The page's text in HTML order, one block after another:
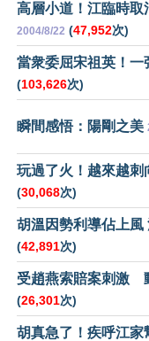
高層小道！江臨時取
2004/8/22 (47,952次)
當衆委屈宋祖英！一
(103,626次)
瞬間感悟：陽剛之美
玩過了火！越來越刺
(30,068次)
胡溫因勢利導佔上風
(42,891次)
受趙燕索賠案刺激
(26,301次)
胡真急了！疾呼江家